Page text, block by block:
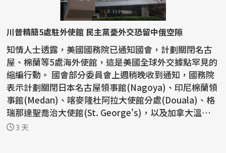
川普精簡5處駐外使館 民主黨憂外交恐留中俄空隙
知情人士透露，美國國務院已通知國會，計劃關閉名古
屋、棉蘭等5處海外使館，這是美國全球外交據點罕見的
縮編行動。 國會部分委員會上週稍晚收到通知，國務院
表示計劃關閉日本名古屋領事館(Nagoya)、印尼棉蘭領
事館(Medan)、喀麥隆杜阿拉大使館分處(Douala)、格
瑞那達聖喬治大使館(St. George's)，以及加拿大溫尼伯
領事...
3 天